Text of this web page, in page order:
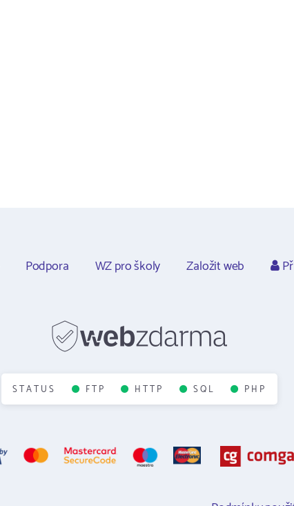
Podpora WZ pro školy Založit web
STATUS FTP HTTP SQL PHP